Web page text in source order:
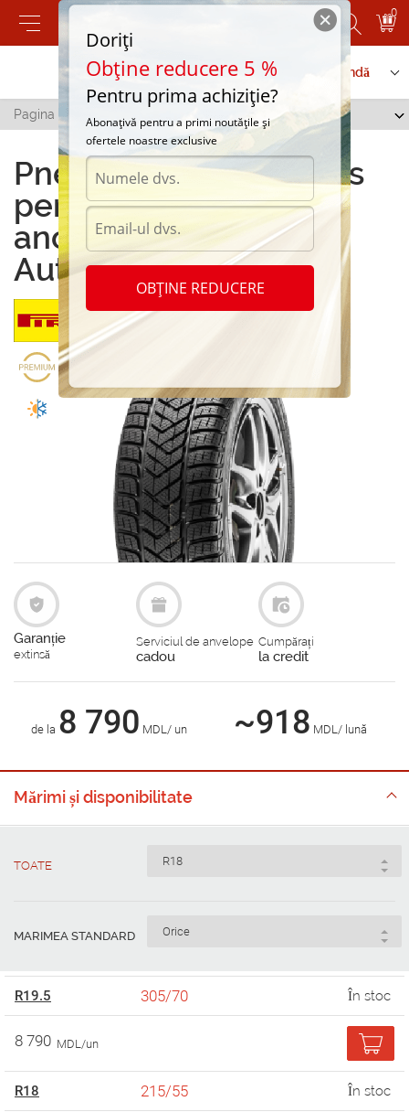
0
Contactați-ne Serviciu de comandă
Pagina principală
Pneuri P4 Four Seasons
pentru toate
anotimpurile la
Autoshina.md
Garanție
extinsă
Serviciul de anvelope
cadou
Cumpărați
la credit
de la 8 790 MDL/ un ~918 MDL/ lună
Mărimi și disponibilitate
TOATE
MARIMEA STANDARD
R19.5 305/70 În stoc
8 790 MDL/un
R18 215/55 În stoc
Doriți
Obține reducere 5 %
Pentru prima achiziție?
Abonațivă pentru a primi noutățile și
ofertele noastre exclusive
OBȚINE REDUCERE